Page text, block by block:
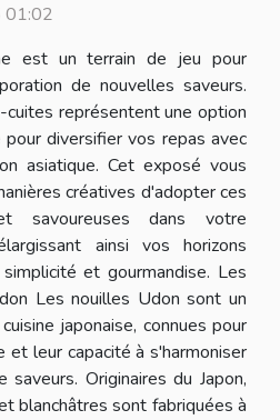
01:02
est un terrain de jeu pour
de nouvelles saveurs.
représentent une option
diversifier vos repas avec
asiatique. Cet exposé vous
créatives d'adopter ces
savoureuses dans votre
ainsi vos horizons
et gourmandise. Les
Les nouilles Udon sont un
japonaise, connues pour
leur capacité à s'harmoniser
Originaires du Japon,
blanchâtres sont fabriquées à